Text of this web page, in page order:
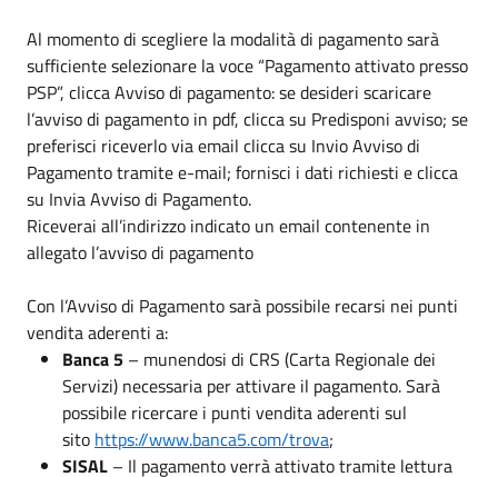
Al momento di scegliere la modalità di pagamento sarà
sufficiente selezionare la voce “Pagamento attivato presso
PSP”, clicca Avviso di pagamento: se desideri scaricare
l’avviso di pagamento in pdf, clicca su Predisponi avviso; se
preferisci riceverlo via email clicca su Invio Avviso di
Pagamento tramite e-mail; fornisci i dati richiesti e clicca
su Invia Avviso di Pagamento.
Riceverai all’indirizzo indicato un email contenente in
allegato l’avviso di pagamento
Con l’Avviso di Pagamento sarà possibile recarsi nei punti
vendita aderenti a:
Banca 5 – munendosi di CRS (Carta Regionale dei
Servizi) necessaria per attivare il pagamento. Sarà
possibile ricercare i punti vendita aderenti sul
sito https://www.banca5.com/trova;
SISAL – Il pagamento verrà attivato tramite lettura